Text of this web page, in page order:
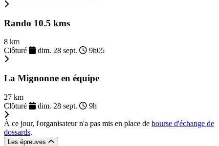
Rando 10.5 kms
8 km
Clôturé
dim. 28 sept. 9h05
La Mignonne en équipe
27 km
Clôturé
dim. 28 sept. 9h
À ce jour, l'organisateur n'a pas mis en place de bourse d'échange de
dossards.
Les épreuves